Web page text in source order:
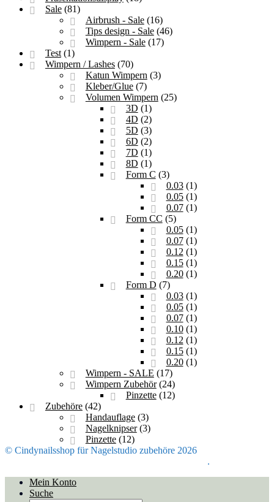
Sale (81)
Airbrush - Sale (16)
Tips design - Sale (46)
Wimpern - Sale (17)
Test (1)
Wimpern / Lashes (70)
Katun Wimpern (3)
Kleber/Glue (7)
Volumen Wimpern (25)
3D (1)
4D (2)
5D (3)
6D (2)
7D (1)
8D (1)
Form C (3)
0.03 (1)
0.05 (1)
0.07 (1)
Form CC (5)
0.05 (1)
0.07 (1)
0.12 (1)
0.15 (1)
0.20 (1)
Form D (7)
0.03 (1)
0.05 (1)
0.07 (1)
0.10 (1)
0.12 (1)
0.15 (1)
0.20 (1)
Wimpern - SALE (17)
Wimpern Zubehör (24)
Pinzette (12)
Zubehöre (42)
Handauflage (3)
Nagelknipser (3)
Pinzette (12)
© Cindynailsshop für Nagelstudio zubehöre 2026
.
Mein Konto
Suche